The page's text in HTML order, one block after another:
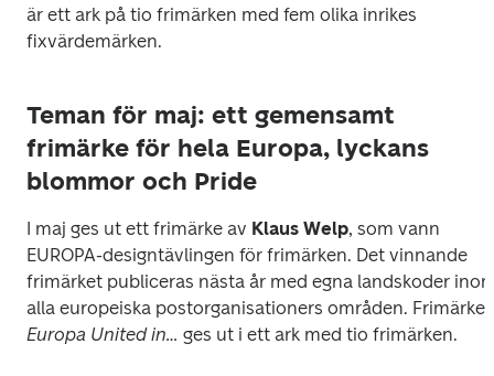
är ett ark på tio frimärken med fem olika inrikes
fixvärdemärken.
Teman för maj: ett gemensamt
frimärke för hela Europa, lyckans
blommor och Pride
I maj ges ut ett frimärke av Klaus Welp, som vann
EUROPA-designtävlingen för frimärken. Det vinnande
frimärket publiceras nästa år med egna landskoder
Europa United in… ges ut i ett ark med tio frimärken.